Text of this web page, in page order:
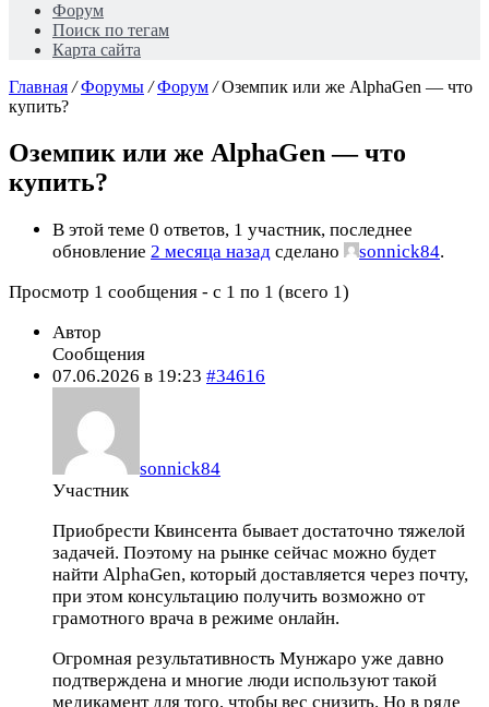
Форум
Поиск по тегам
Карта сайта
Главная / Форумы / Форум / Оземпик или же AlphaGen — что
купить?
Оземпик или же AlphaGen — что
купить?
В этой теме 0 ответов, 1 участник, последнее
обновление 2 месяца назад сделано sonnick84.
Просмотр 1 сообщения - с 1 по 1 (всего 1)
Автор
Сообщения
07.06.2026 в 19:23 #34616
sonnick84
Участник
Приобрести Квинсента бывает достаточно тяжелой
задачей. Поэтому на рынке сейчас можно будет
найти AlphaGen, который доставляется через почту,
при этом консультацию получить возможно от
грамотного врача в режиме онлайн.
Огромная результативность Мунжаро уже давно
подтверждена и многие люди используют такой
медикамент для того, чтобы вес снизить. Но в ряде